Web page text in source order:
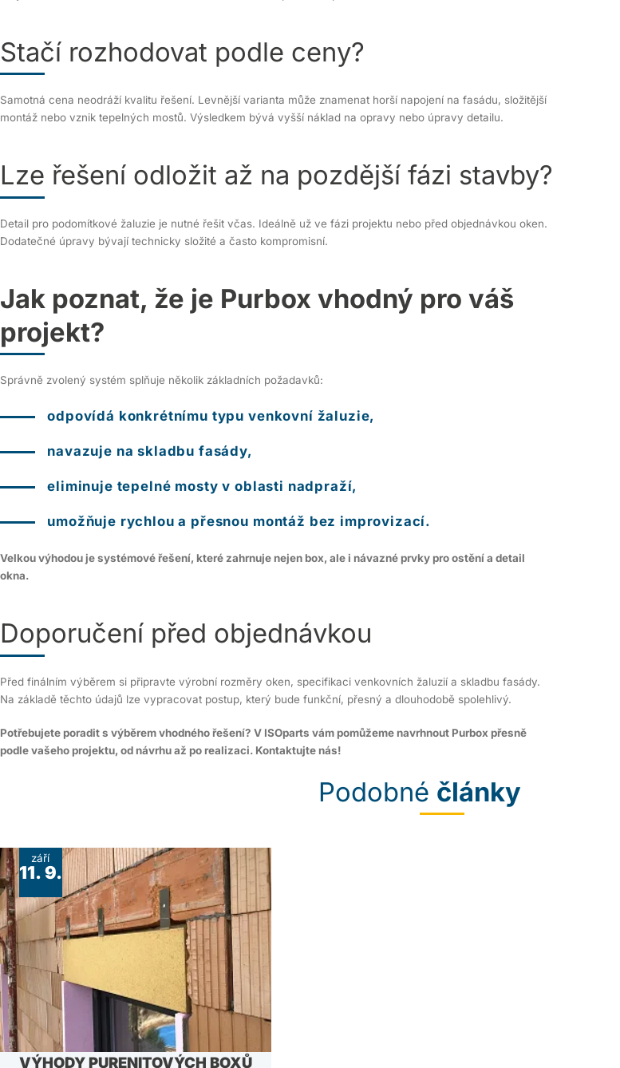
Stačí rozhodovat podle ceny?
Samotná cena neodráží kvalitu řešení. Levnější varianta může znamenat horší napojení na fasádu, složitější
montáž nebo vznik tepelných mostů. Výsledkem bývá vyšší náklad na opravy nebo úpravy detailu.
Lze řešení odložit až na pozdější fázi stavby?
Detail pro podomítkové žaluzie je nutné řešit včas. Ideálně už ve fázi projektu nebo před objednávkou oken.
Dodatečné úpravy bývají technicky složité a často kompromisní.
Jak poznat, že je Purbox vhodný pro váš
projekt?
Správně zvolený systém splňuje několik základních požadavků:
odpovídá konkrétnímu typu venkovní žaluzie,
navazuje na skladbu fasády,
eliminuje tepelné mosty v oblasti nadpraží,
umožňuje rychlou a přesnou montáž bez improvizací.
Velkou výhodou je systémové řešení, které zahrnuje nejen box, ale i návazné prvky pro ostění a detail
okna.
Doporučení před objednávkou
Před finálním výběrem si připravte výrobní rozměry oken, specifikaci venkovních žaluzií a skladbu fasády.
Na základě těchto údajů lze vypracovat postup, který bude funkční, přesný a dlouhodobě spolehlivý.
Potřebujete poradit s výběrem vhodného řešení? V ISOparts vám pomůžeme navrhnout Purbox přesně
podle vašeho projektu, od návrhu až po realizaci. Kontaktujte nás!
Podobné články
září
11. 9.
VÝHODY PURENITOVÝCH BOXŮ